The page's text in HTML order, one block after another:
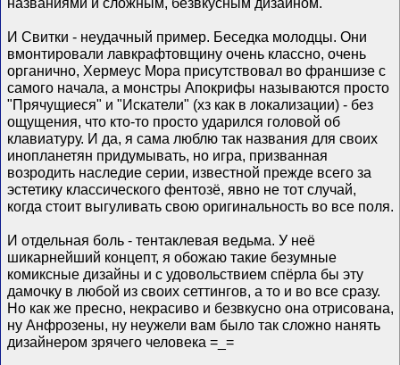
И Свитки - неудачный пример. Беседка молодцы. Они
вмонтировали лавкрафтовщину очень классно, очень
органично, Хермеус Мора присутствовал во франшизе с
самого начала, а монстры Апокрифы называются просто
"Прячущиеся" и "Искатели" (хз как в локализации) - без
ощущения, что кто-то просто ударился головой об
клавиатуру. И да, я сама люблю так названия для своих
инопланетян придумывать, но игра, призванная
возродить наследие серии, известной прежде всего за
эстетику классического фентозё, явно не тот случай,
когда стоит выгуливать свою оригинальность во все поля.
И отдельная боль - тентаклевая ведьма. У неё
шикарнейший концепт, я обожаю такие безумные
комиксные дизайны и с удовольствием спёрла бы эту
дамочку в любой из своих сеттингов, а то и во все сразу.
Но как же пресно, некрасиво и безвкусно она отрисована,
ну Анфрозены, ну неужели вам было так сложно нанять
дизайнером зрячего человека =_=